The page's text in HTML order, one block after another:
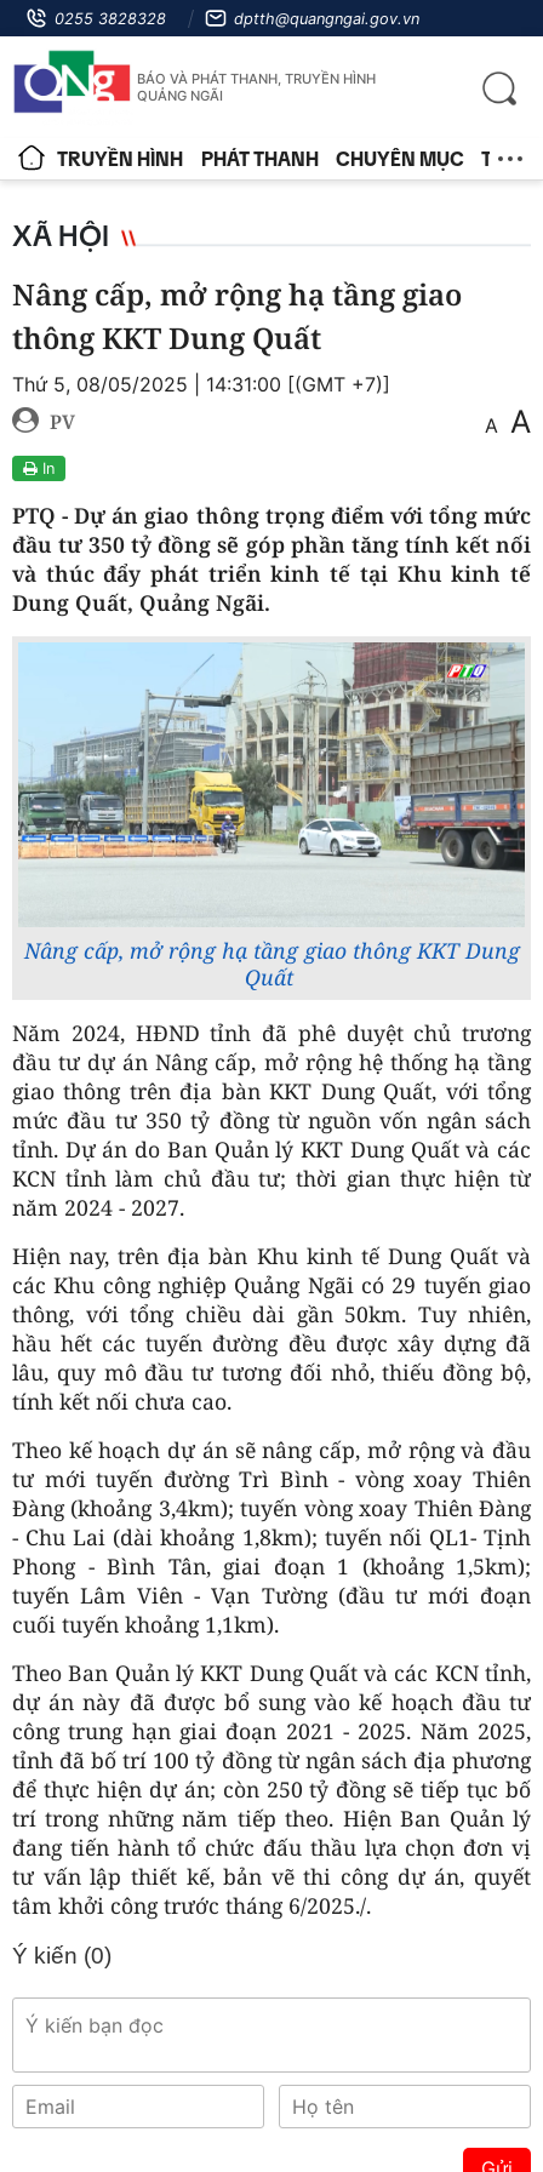
0255 3828328 dptth@quangngai.gov.vn
BÁO VÀ PHÁT THANH, TRUYỀN HÌNH
QUẢNG NGÃI
TRUYỀN HÌNH PHÁT THANH CHUYÊN MỤC TIN
XÃ HỘI
Nâng cấp, mở rộng hạ tầng giao
thông KKT Dung Quất
Thứ 5, 08/05/2025 | 14:31:00 [(GMT +7)]
PV A A
In
PTQ - Dự án giao thông trọng điểm với tổng mức
đầu tư 350 tỷ đồng sẽ góp phần tăng tính kết nối
và thúc đẩy phát triển kinh tế tại Khu kinh tế
Dung Quất, Quảng Ngãi.
Nâng cấp, mở rộng hạ tầng giao thông KKT Dung
Quất
Năm 2024, HĐND tỉnh đã phê duyệt chủ trương
đầu tư dự án Nâng cấp, mở rộng hệ thống hạ tầng
giao thông trên địa bàn KKT Dung Quất, với tổng
mức đầu tư 350 tỷ đồng từ nguồn vốn ngân sách
tỉnh. Dự án do Ban Quản lý KKT Dung Quất và các
KCN tỉnh làm chủ đầu tư; thời gian thực hiện từ
năm 2024 - 2027.
Hiện nay, trên địa bàn Khu kinh tế Dung Quất và
các Khu công nghiệp Quảng Ngãi có 29 tuyến giao
thông, với tổng chiều dài gần 50km. Tuy nhiên,
hầu hết các tuyến đường đều được xây dựng đã
lâu, quy mô đầu tư tương đối nhỏ, thiếu đồng bộ,
tính kết nối chưa cao.
Theo kế hoạch dự án sẽ nâng cấp, mở rộng và đầu
tư mới tuyến đường Trì Bình - vòng xoay Thiên
Đàng (khoảng 3,4km); tuyến vòng xoay Thiên Đàng
- Chu Lai (dài khoảng 1,8km); tuyến nối QL1- Tịnh
Phong - Bình Tân, giai đoạn 1 (khoảng 1,5km);
tuyến Lâm Viên - Vạn Tường (đầu tư mới đoạn
cuối tuyến khoảng 1,1km).
Theo Ban Quản lý KKT Dung Quất và các KCN tỉnh,
dự án này đã được bổ sung vào kế hoạch đầu tư
công trung hạn giai đoạn 2021 - 2025. Năm 2025,
tỉnh đã bố trí 100 tỷ đồng từ ngân sách địa phương
để thực hiện dự án; còn 250 tỷ đồng sẽ tiếp tục bố
trí trong những năm tiếp theo. Hiện Ban Quản lý
đang tiến hành tổ chức đấu thầu lựa chọn đơn vị
tư vấn lập thiết kế, bản vẽ thi công dự án, quyết
tâm khởi công trước tháng 6/2025./.
Ý kiến (0)